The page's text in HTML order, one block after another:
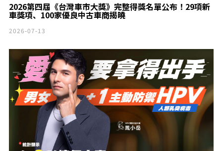
2026第四屆《台灣車市大獎》完整得獎名單公布！29項新
車獎項、100家優良中古車商揭曉
2026-07-13